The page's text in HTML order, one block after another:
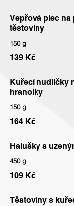
Vepřová plec na
těstoviny
150 g
139 Kč
Kuřecí nudličky
hranolky
150 g
164 Kč
Halušky s
450 g
109 Kč
Těstoviny s